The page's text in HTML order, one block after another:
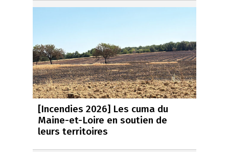
[Incendies 2026] Les cuma du
Maine-et-Loire en soutien de
leurs territoires